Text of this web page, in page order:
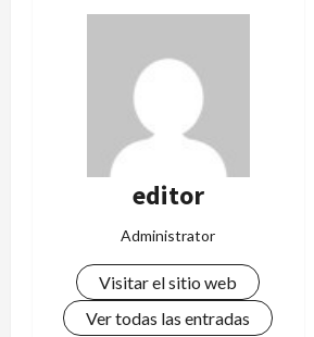
editor
Administrator
Visitar el sitio web
Ver todas las entradas